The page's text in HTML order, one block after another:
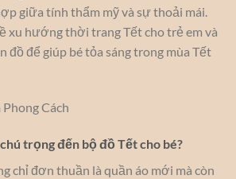
giữa tính thẩm mỹ và sự thoải mái.
xu hướng thời trang Tết cho trẻ em và
đồ để giúp bé tỏa sáng trong mùa Tết
trọng đến bộ đồ Tết cho bé?
chỉ đơn thuần là quần áo mới mà còn